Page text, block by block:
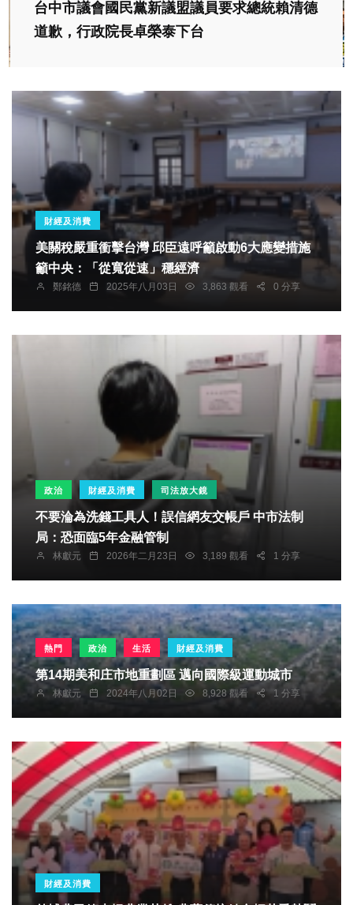
台中市議會國民黨新議盟議員要求總統賴清德
道歉，行政院長卓榮泰下台
財經及消費
美關稅嚴重衝擊台灣 邱臣遠呼籲啟動6大應變措施
籲中央：「從寬從速」穩經濟
鄭銘德 2025年八月03日 3,863 觀看 0 分享
政治 財經及消費 司法放大鏡
不要淪為洗錢工具人！誤信網友交帳戶 中市法制
局：恐面臨5年金融管制
林獻元 2026年二月23日 3,189 觀看 1 分享
熱門 政治 生活 財經及消費
第14期美和庄市地重劃區 邁向國際級運動城市
林獻元 2024年八月02日 8,928 觀看 1 分享
財經及消費